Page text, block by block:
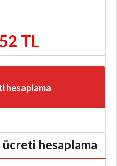
TL
hesaplama
hesaplama